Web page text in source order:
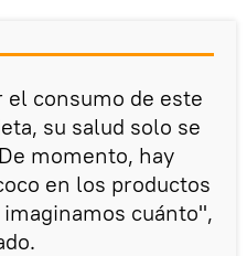
el consumo de este
su salud solo se
momento, hay
en los productos
cuánto",